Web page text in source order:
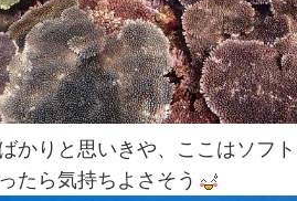
かりと思いきや、ここはソフ
たら気持ちよさそう